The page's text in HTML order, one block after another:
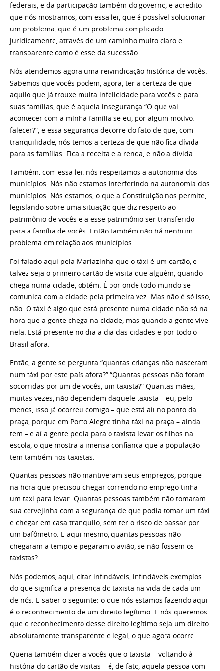
federais, e da participação também do governo, e acredito
que nós mostramos, com essa lei, que é possível solucionar
um problema, que é um problema complicado
juridicamente, através de um caminho muito claro e
transparente como é esse da sucessão.
Nós atendemos agora uma reivindicação histórica de vocês.
Sabemos que vocês podem, agora, ter a certeza de que
aquilo que já trouxe muita infelicidade para vocês e para
suas famílias, que é aquela insegurança “O que vai
acontecer com a minha família se eu, por algum motivo,
falecer?”, e essa segurança decorre do fato de que, com
tranquilidade, nós temos a certeza de que não fica dívida
para as famílias. Fica a receita e a renda, e não a dívida.
Também, com essa lei, nós respeitamos a autonomia dos
municípios. Nós não estamos interferindo na autonomia dos
municípios. Nós estamos, o que a Constituição nos permite,
legislando sobre uma situação que diz respeito ao
patrimônio de vocês e a esse patrimônio ser transferido
para a família de vocês. Então também não há nenhum
problema em relação aos municípios.
Foi falado aqui pela Mariazinha que o táxi é um cartão, e
talvez seja o primeiro cartão de visita que alguém, quando
chega numa cidade, obtém. É por onde todo mundo se
comunica com a cidade pela primeira vez. Mas não é só isso,
não. O táxi é algo que está presente numa cidade não só na
hora que a gente chega na cidade, mas quando a gente vive
nela. Está presente no dia a dia das cidades e por todo o
Brasil afora.
Então, a gente se pergunta “quantas crianças não nasceram
num táxi por este país afora?” “Quantas pessoas não foram
socorridas por um de vocês, um taxista?” Quantas mães,
muitas vezes, não dependem daquele taxista – eu, pelo
menos, isso já ocorreu comigo – que está ali no ponto da
praça, porque em Porto Alegre tinha táxi na praça – ainda
tem – e aí a gente pedia para o taxista levar os filhos na
escola, o que mostra a imensa confiança que a população
tem também nos taxistas.
Quantas pessoas não mantiveram seus empregos, porque
na hora que precisou chegar correndo no emprego tinha
um taxi para levar. Quantas pessoas também não tomaram
sua cervejinha com a segurança de que podia tomar um táxi
e chegar em casa tranquilo, sem ter o risco de passar por
um bafômetro. E aqui mesmo, quantas pessoas não
chegaram a tempo e pegaram o avião, se não fossem os
taxistas?
Nós podemos, aqui, citar infindáveis, infindáveis exemplos
do que significa a presença do taxista na vida de cada um
de nós. E saber o seguinte: o que nós estamos fazendo aqui
é o reconhecimento de um direito legítimo. E nós queremos
que o reconhecimento desse direito legítimo seja um direito
absolutamente transparente e legal, o que agora ocorre.
Queria também dizer a vocês que o taxista – voltando à
história do cartão de visitas – é, de fato, aquela pessoa com